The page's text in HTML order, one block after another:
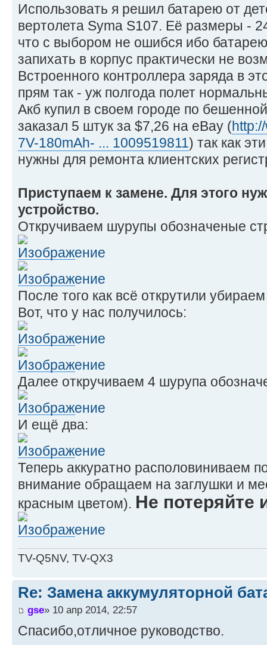
Использовать я решил батарею от
вертолета Syma S107. Её размеры -
что с выбором не ошибся ибо
запихать в корпус практически не
Встроенного контроллера заряда в
прям так - уж полгода полет
Акб купил в своем городе по
заказал 5 штук за $7,26 на eBay (
7V-180mAh- ... 1009519811) так как
нужны для ремонта клиентских
Приступаем к замене. Для этого
устройство.
Откручиваем шурупы обозначеные
После того как всё открутили
Вот, что у нас получилось:
Далее откручиваем 4 шурупа
И ещё два:
Теперь аккуратно располовиниваем
внимание обращаем на заглушки и
красным цветом). Не потеряйте
TV-Q5NV, TV-QX3
Re: Замена аккумуляторной
gse» 10 апр 2014, 22:57
Спасибо,отличное руководство.